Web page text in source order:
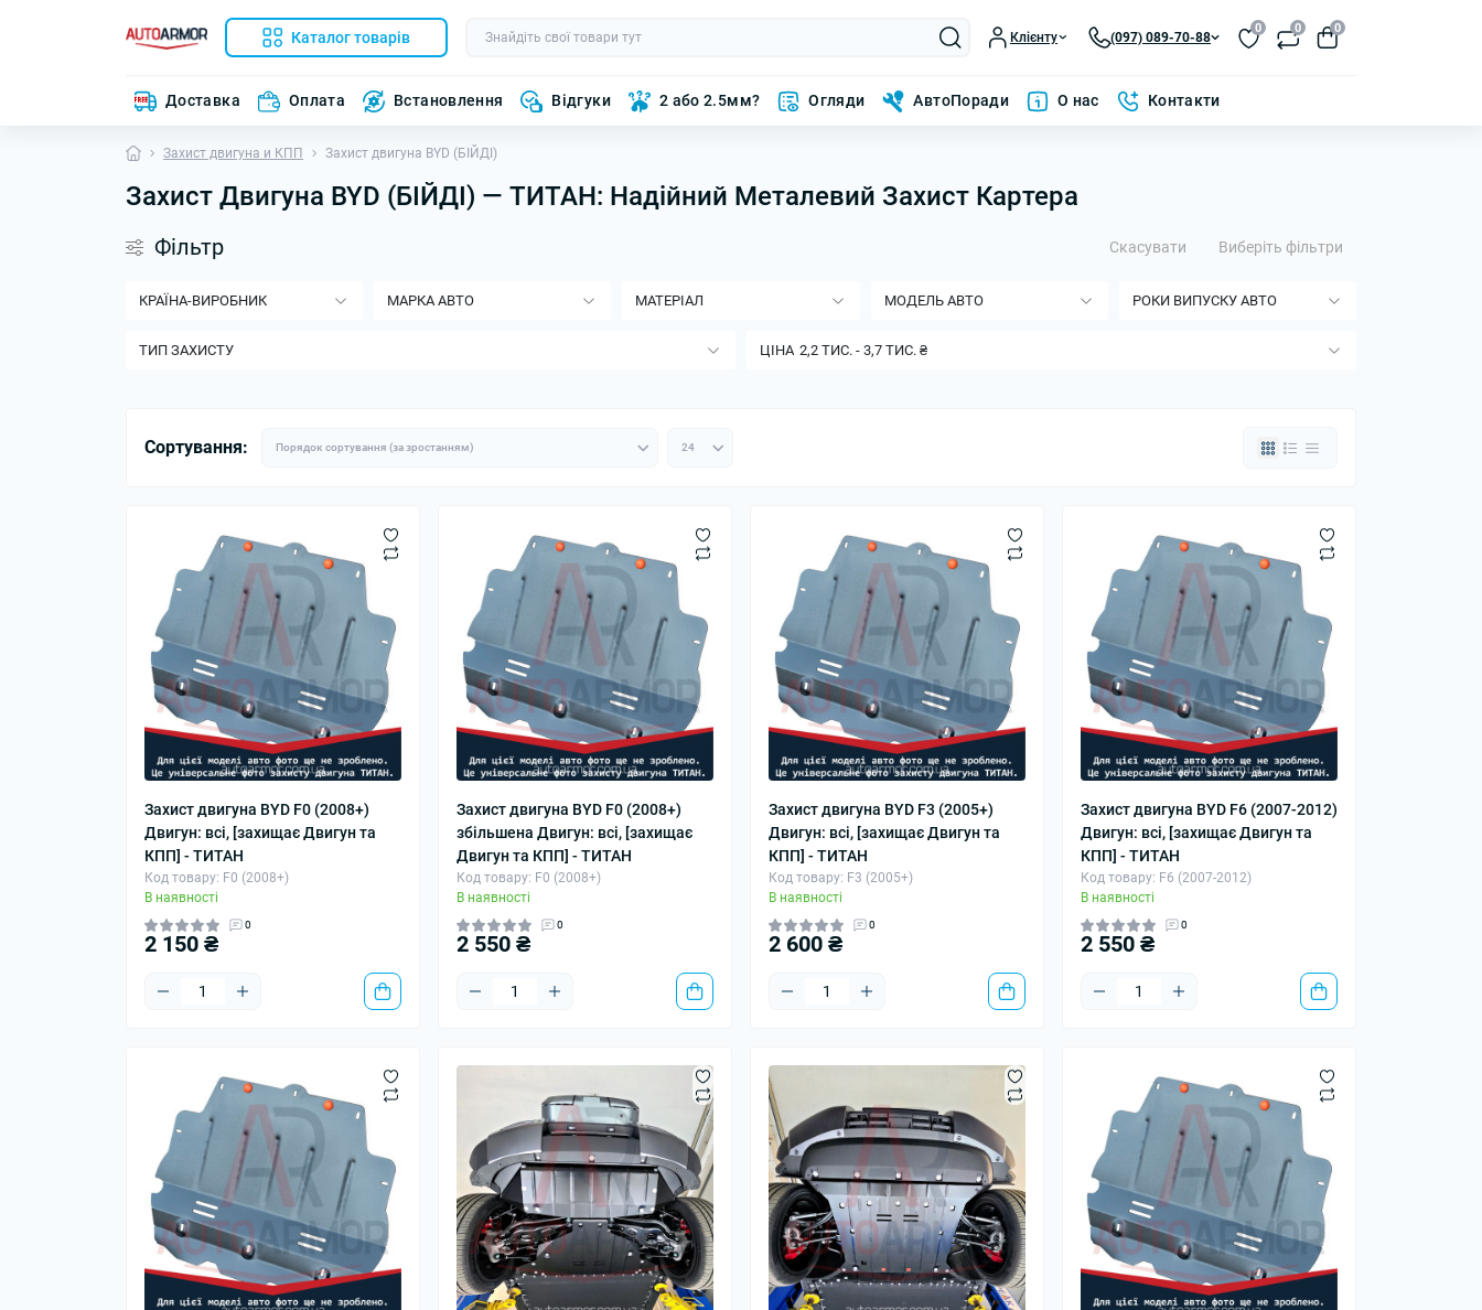
Каталог товарів Клієнту (097) 089-70-88
0 0 0
Доставка Оплата Встановлення Відгуки 2 або 2.5мм? Огляди АвтоПоради О нас Контакти
Захист двигуна и КПП Захист двигуна BYD (БІЙДІ)
Захист Двигуна BYD (БІЙДІ) — ТИТАН: Надійний Металевий Захист Картера
Фільтр Скасувати Виберіть фільтри
КРАЇНА-ВИРОБНИК МАРКА АВТО МАТЕРІАЛ МОДЕЛЬ АВТО РОКИ ВИПУСКУ АВТО
ТИП ЗАХИСТУ 2,2 ТИС. - 3,7 ТИС. ₴
ЦІНА
Сортування:
Захист двигуна BYD F0 (2008+)
Двигун: всі, [захищає Двигун та
КПП] - ТИТАН
Код товару: F0 (2008+)
В наявності
0
2 150 ₴
Захист двигуна BYD F0 (2008+)
збільшена Двигун: всі, [захищає
Двигун та КПП] - ТИТАН
Код товару: F0 (2008+)
В наявності
0
2 550 ₴
Захист двигуна BYD F3 (2005+)
Двигун: всі, [захищає Двигун та
КПП] - ТИТАН
Код товару: F3 (2005+)
В наявності
0
2 600 ₴
Захист двигуна BYD F6 (2007-2012)
Двигун: всі, [захищає Двигун та
КПП] - ТИТАН
Код товару: F6 (2007-2012)
В наявності
0
2 550 ₴